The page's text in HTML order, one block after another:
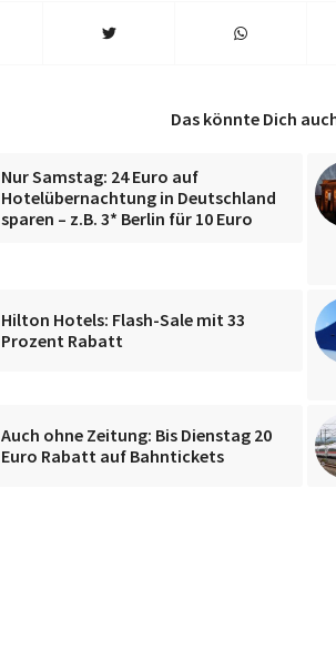
Das könnte Dich
Nur Samstag: 24 Euro auf
Hotelübernachtung in Deutschland
sparen – z.B. 3* Berlin für 10 Euro
Hilton Hotels: Flash-Sale mit 33
Prozent Rabatt
Auch ohne Zeitung: Bis Dienstag 20
Euro Rabatt auf Bahntickets